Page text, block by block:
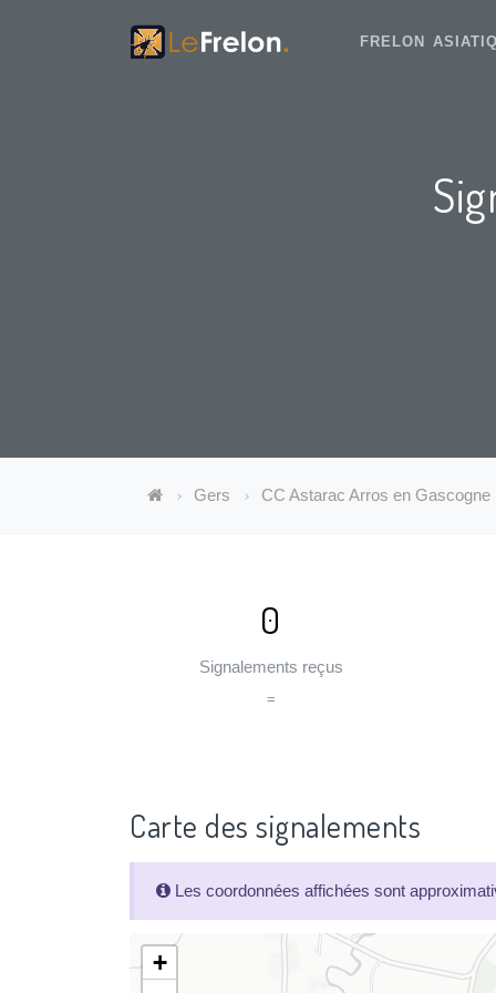
FRELON
Gers CC Astarac Arros en Gascogne
0
Signalements reçus
=
Carte des signalements
Les coordonnées affichées sont
+